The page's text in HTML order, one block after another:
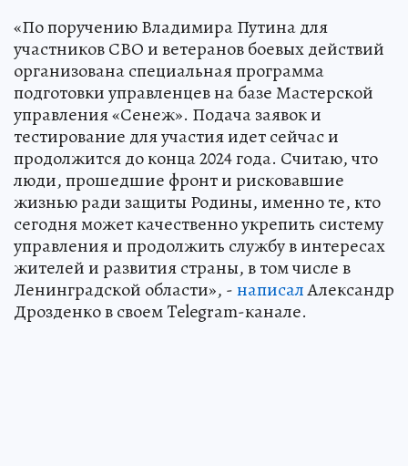
«По поручению Владимира Путина для
участников СВО и ветеранов боевых действий
организована специальная программа
подготовки управленцев на базе Мастерской
управления «Сенеж». Подача заявок и
тестирование для участия идет сейчас и
продолжится до конца 2024 года. Считаю, что
люди, прошедшие фронт и рисковавшие
жизнью ради защиты Родины, именно те, кто
сегодня может качественно укрепить систему
управления и продолжить службу в интересах
жителей и развития страны, в том числе в
Ленинградской области», -написалАлександр
Дрозденко в своем Telegram-канале.